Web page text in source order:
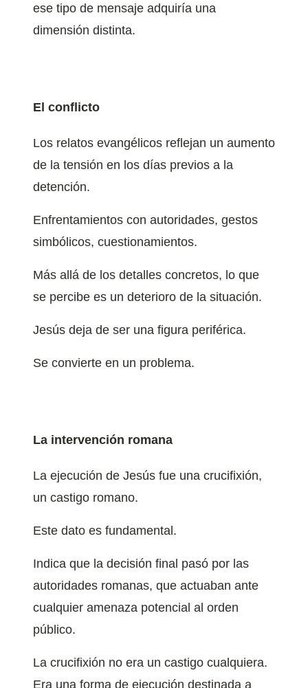
ese tipo de mensaje adquiría una
dimensión distinta.
El conflicto
Los relatos evangélicos reflejan un aumento
de la tensión en los días previos a la
detención.
Enfrentamientos con autoridades, gestos
simbólicos, cuestionamientos.
Más allá de los detalles concretos, lo que
se percibe es un deterioro de la situación.
Jesús deja de ser una figura periférica.
Se convierte en un problema.
La intervención romana
La ejecución de Jesús fue una crucifixión,
un castigo romano.
Este dato es fundamental.
Indica que la decisión final pasó por las
autoridades romanas, que actuaban ante
cualquier amenaza potencial al orden
público.
La crucifixión no era un castigo cualquiera.
Era una forma de ejecución destinada a